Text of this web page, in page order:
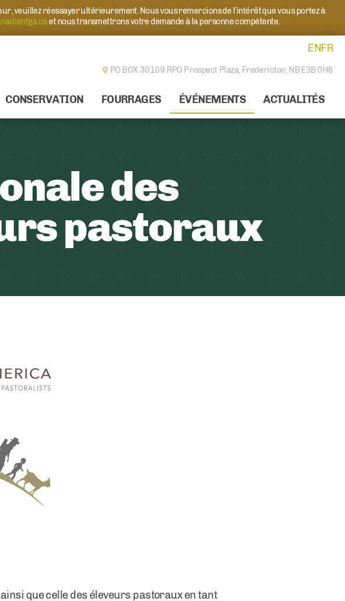
veuillez réessayer ultérieurement. Nous vous remercions de l’intérêt que vous portez à
et nous transmettrons votre demande à la personne compétente.
ENFR
PO BOX 30109 RPO Prospect Plaza, Fredericton, NB E3B 0H8
CONSERVATION FOURRAGES ÉVÉNEMENTS ACTUALITÉS
des
pastoraux
que celle des éleveurs pastoraux en tant